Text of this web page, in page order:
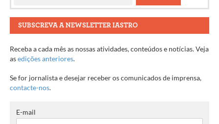
SUBSCREVA A NEWSLETTER IASTRO
Receba a cada mês as nossas atividades, conteúdos e notícias. Veja
asedições anteriores.
Se for jornalista e desejar receber os comunicados de imprensa,
contacte-nos.
E-mail